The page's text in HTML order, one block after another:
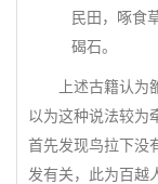
民田，啄食
碣石。
上述古籍认为雒
以为这种说法较为
首先发现鸟拉下没
发有关，此为百越